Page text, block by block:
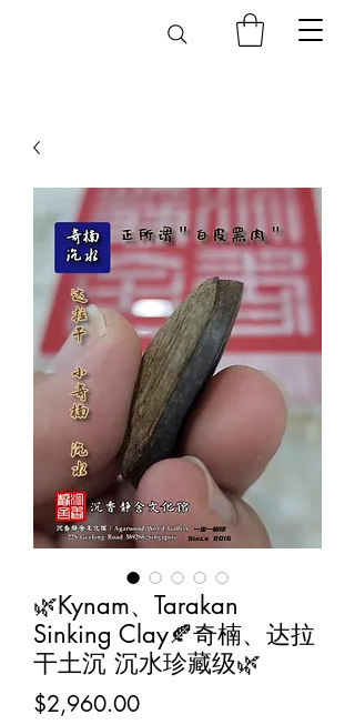
🌿Kynam、Tarakan
Sinking Clay🍂奇楠、达拉
干土沉 沉水珍藏级🌿
$2,960.00Price